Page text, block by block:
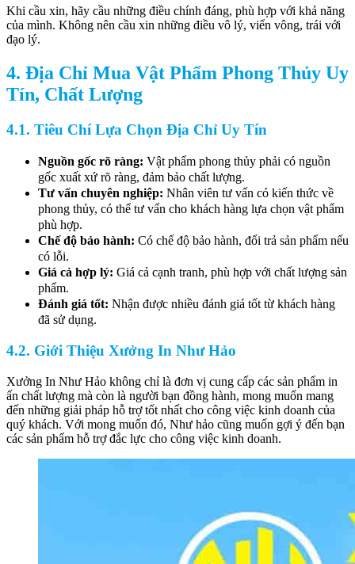
Khi cầu xin, hãy cầu những điều chính đáng, phù hợp với khả năng
của mình. Không nên cầu xin những điều vô lý, viển vông, trái với
đạo lý.
4. Địa Chỉ Mua Vật Phẩm Phong Thủy Uy
Tín, Chất Lượng
4.1. Tiêu Chí Lựa Chọn Địa Chỉ Uy Tín
Nguồn gốc rõ ràng: Vật phẩm phong thủy phải có nguồn
gốc xuất xứ rõ ràng, đảm bảo chất lượng.
Tư vấn chuyên nghiệp: Nhân viên tư vấn có kiến thức về
phong thủy, có thể tư vấn cho khách hàng lựa chọn vật phẩm
phù hợp.
Chế độ bảo hành: Có chế độ bảo hành, đổi trả sản phẩm nếu
có lỗi.
Giá cả hợp lý: Giá cả cạnh tranh, phù hợp với chất lượng sản
phẩm.
Đánh giá tốt: Nhận được nhiều đánh giá tốt từ khách hàng
đã sử dụng.
4.2. Giới Thiệu Xưởng In Như Hảo
Xưởng In Như Hảo không chỉ là đơn vị cung cấp các sản phẩm in
ấn chất lượng mà còn là người bạn đồng hành, mong muốn mang
đến những giải pháp hỗ trợ tốt nhất cho công việc kinh doanh của
quý khách. Với mong muốn đó, Như hảo cũng muốn gợi ý đến bạn
các sản phẩm hỗ trợ đắc lực cho công việc kinh doanh.